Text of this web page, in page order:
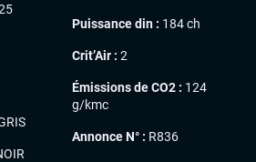
Puissance din : 184 ch
Crit’Air : 2
Émissions de CO2 : 124
g/kmc
Annonce N° : R836